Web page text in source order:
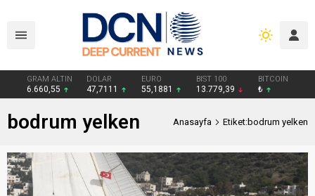
GRAM ALTIN
6.660,55
DOLAR
47,7111
EURO
55,1881
BIST 100
13.779,39
BITCOIN
₺
bodrum yelken Anasayfa Etiket:bodrum yelken